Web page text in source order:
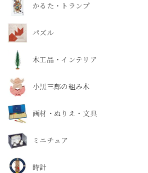
かるた・トランプ
パズル
木工品・インテリア
小黒三郎の組み木
画材・ぬりえ・文具
ミニチュア
時計